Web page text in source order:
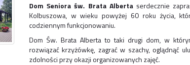
Dom Seniora św. Brata Albertaserdecznie
Kolbuszowa, w wieku powyżej 60 roku życia,
codziennym funkcjonowaniu.
Dom Św. Brata Alberta to taki drugi dom, w
rozwiązać krzyżówkę, zagrać w szachy, oglądnąć
zdolności przy okazji organizowanych zajęć.